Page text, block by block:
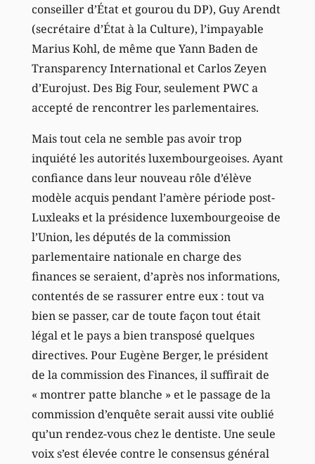
conseiller d’État et gourou du DP), Guy Arendt
(secrétaire d’État à la Culture), l’impayable
Marius Kohl, de même que Yann Baden de
Transparency International et Carlos Zeyen
d’Eurojust. Des Big Four, seulement PWC a
accepté de rencontrer les parlementaires.
Mais tout cela ne semble pas avoir trop
inquiété les autorités luxembourgeoises. Ayant
confiance dans leur nouveau rôle d’élève
modèle acquis pendant l’amère période post-
Luxleaks et la présidence luxembourgeoise de
l’Union, les députés de la commission
parlementaire nationale en charge des
finances se seraient, d’après nos informations,
contentés de se rassurer entre eux : tout va
bien se passer, car de toute façon tout était
légal et le pays a bien transposé quelques
directives. Pour Eugène Berger, le président
de la commission des Finances, il suffirait de
« montrer patte blanche » et le passage de la
commission d’enquête serait aussi vite oublié
qu’un rendez-vous chez le dentiste. Une seule
voix s’est élevée contre le consensus général